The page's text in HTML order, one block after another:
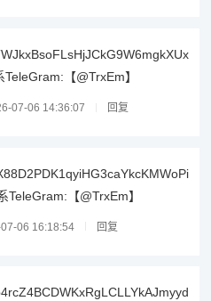
【@TrxEm】
07-06 14:36:07 回复
TeleGram:【@TrxEm】
06 16:18:54 回复